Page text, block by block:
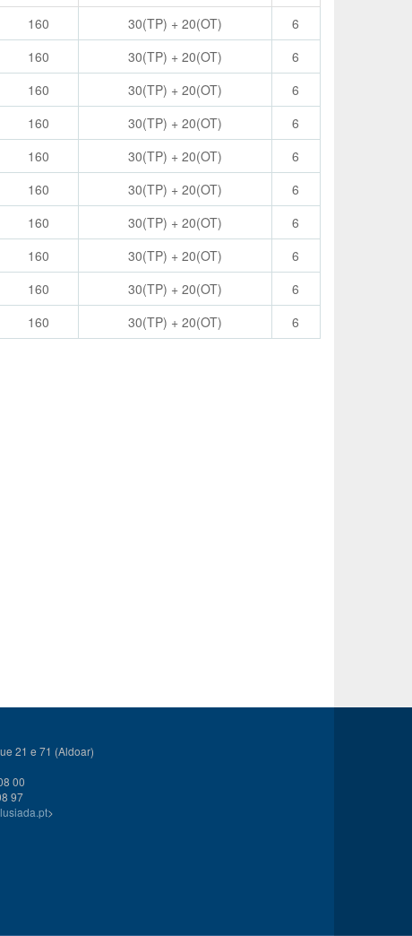
160 30(TP) + 20(OT)
6
160 30(TP) + 20(OT)
6
160 30(TP) + 20(OT)
6
160 30(TP) + 20(OT)
6
160 30(TP) + 20(OT)
6
160 30(TP) + 20(OT)
6
160 30(TP) + 20(OT)
6
160 30(TP) + 20(OT)
6
160 30(TP) + 20(OT)
6
160 30(TP) + 20(OT) 6
21 e 71 (Aldoar)
00
97
>